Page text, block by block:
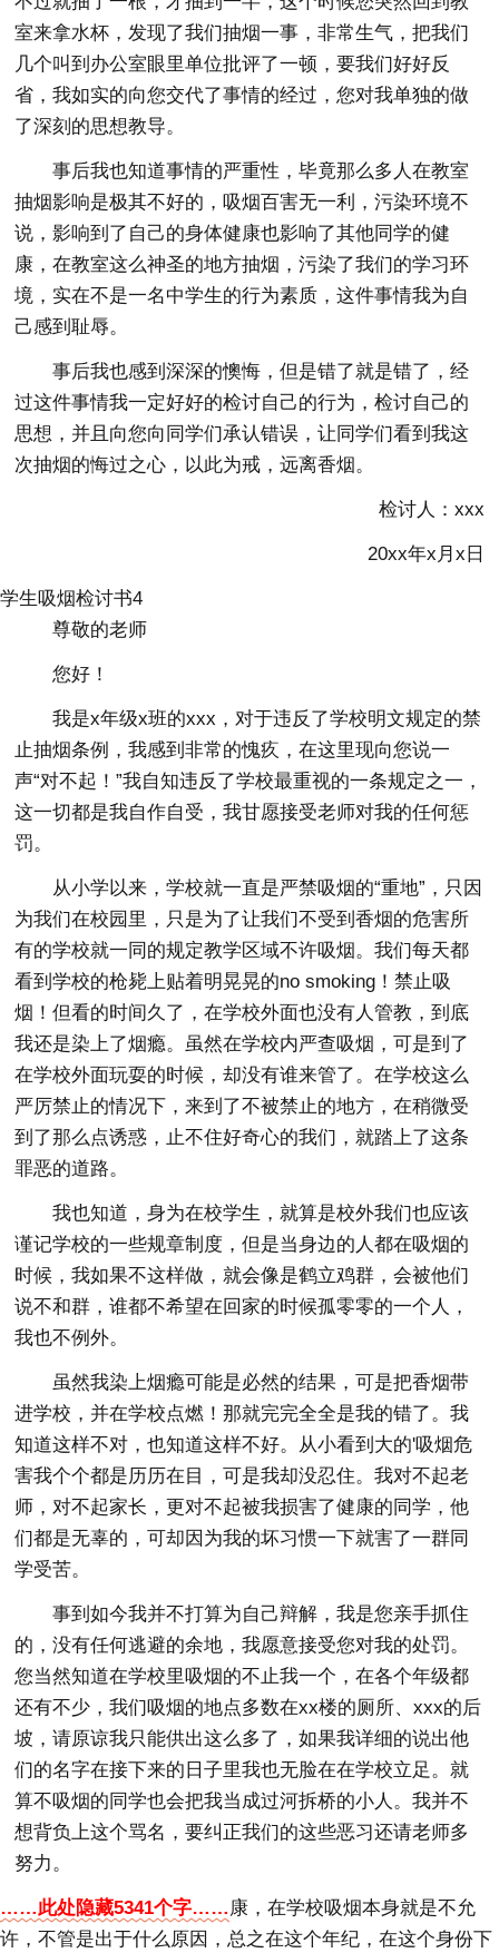
室来拿水杯，发现了我们抽烟一事，非常生气，把我们
几个叫到办公室眼里单位批评了一顿，要我们好好反
省，我如实的向您交代了事情的经过，您对我单独的做
了深刻的思想教导。
事后我也知道事情的严重性，毕竟那么多人在教室
抽烟影响是极其不好的，吸烟百害无一利，污染环境不
说，影响到了自己的身体健康也影响了其他同学的健
康，在教室这么神圣的地方抽烟，污染了我们的学习环
境，实在不是一名中学生的行为素质，这件事情我为自
己感到耻辱。
事后我也感到深深的懊悔，但是错了就是错了，经
过这件事情我一定好好的检讨自己的行为，检讨自己的
思想，并且向您向同学们承认错误，让同学们看到我这
次抽烟的悔过之心，以此为戒，远离香烟。
检讨人：xxx
20xx年x月x日
学生吸烟检讨书4
尊敬的老师
您好！
我是x年级x班的xxx，对于违反了学校明文规定的禁
止抽烟条例，我感到非常的愧疚，在这里现向您说一
声“对不起！”我自知违反了学校最重视的一条规定之一，
这一切都是我自作自受，我甘愿接受老师对我的任何惩
罚。
从小学以来，学校就一直是严禁吸烟的“重地”，只因
为我们在校园里，只是为了让我们不受到香烟的危害所
有的学校就一同的规定教学区域不许吸烟。我们每天都
看到学校的枪毙上贴着明晃晃的no smoking！禁止吸
烟！但看的时间久了，在学校外面也没有人管教，到底
我还是染上了烟瘾。虽然在学校内严查吸烟，可是到了
在学校外面玩耍的时候，却没有谁来管了。在学校这么
严厉禁止的情况下，来到了不被禁止的地方，在稍微受
到了那么点诱惑，止不住好奇心的我们，就踏上了这条
罪恶的道路。
我也知道，身为在校学生，就算是校外我们也应该
谨记学校的一些规章制度，但是当身边的人都在吸烟的
时候，我如果不这样做，就会像是鹤立鸡群，会被他们
说不和群，谁都不希望在回家的时候孤零零的一个人，
我也不例外。
虽然我染上烟瘾可能是必然的结果，可是把香烟带
进学校，并在学校点燃！那就完完全全是我的错了。我
知道这样不对，也知道这样不好。从小看到大的'吸烟危
害我个个都是历历在目，可是我却没忍住。我对不起老
师，对不起家长，更对不起被我损害了健康的同学，他
们都是无辜的，可却因为我的坏习惯一下就害了一群同
学受苦。
事到如今我并不打算为自己辩解，我是您亲手抓住
的，没有任何逃避的余地，我愿意接受您对我的处罚。
您当然知道在学校里吸烟的不止我一个，在各个年级都
还有不少，我们吸烟的地点多数在xx楼的厕所、xxx的后
坡，请原谅我只能供出这么多了，如果我详细的说出他
们的名字在接下来的日子里我也无脸在在学校立足。就
算不吸烟的同学也会把我当成过河拆桥的小人。我并不
想背负上这个骂名，要纠正我们的这些恶习还请老师多
努力。
……此处隐藏5341个字…… 康，在学校吸烟本身就是不允
许，不管是出于什么原因，总之在这个年纪，在这个身份下